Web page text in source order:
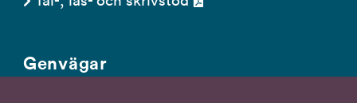
Genvägar